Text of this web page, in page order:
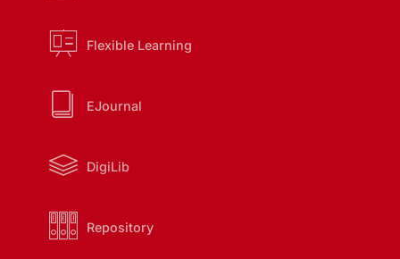
Flexible Learning
EJournal
DigiLib
Repository